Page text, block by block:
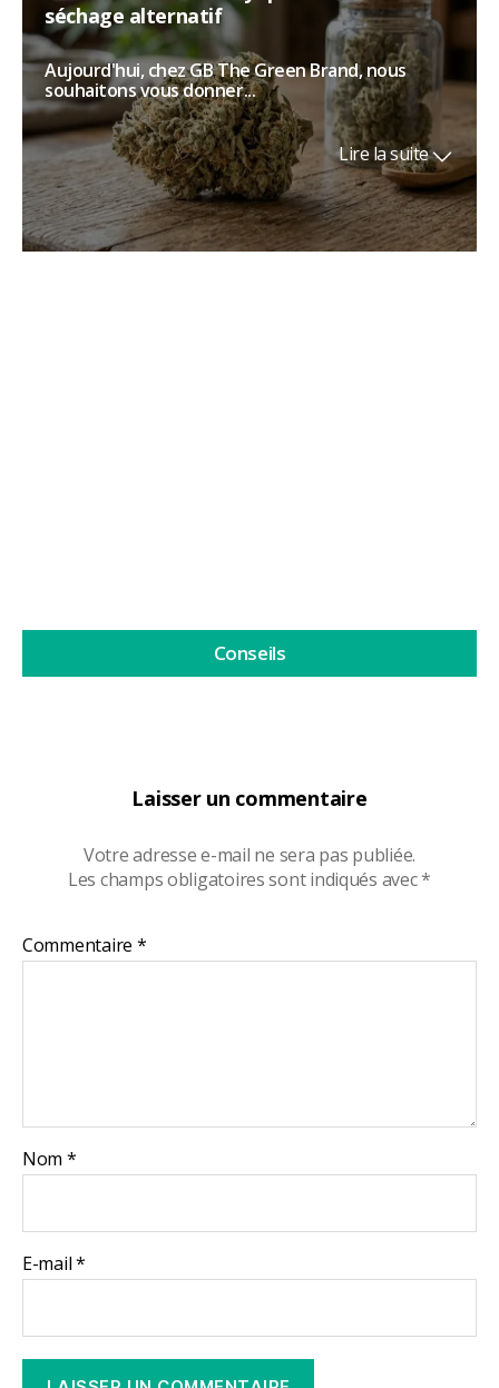
Laisser un commentaire
Votre adresse e-mail ne sera pas publiée.
Les champs obligatoires sont indiqués avec*
Commentaire *
Nom *
E-mail*
séchage alternatif
Aujourd'hui, chez GB The Green Brand, nous
souhaitons vous donner...
Lire la suite
Conseils